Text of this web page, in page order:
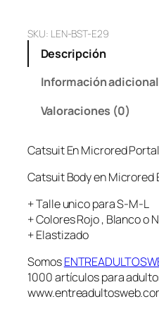
SKU: LEN-BST-E29
Descripción
Información adicional
Valoraciones (0)
Catsuit En Microred
Catsuit Body en Microred
+ Talle unico para S-M-L
+ Colores Rojo , Blanco o
+ Elastizado
Somos
1000 artículos para